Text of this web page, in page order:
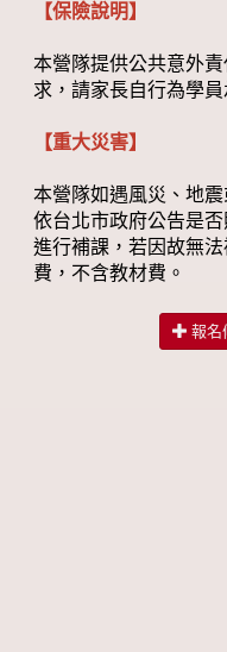
【保險說明】
本營隊提供公共意外
求，請家長自行為學員
【重大災害】
本營隊如遇風災、地
依台北市政府公告是
進行補課，若因故無
費，不含教材費。
報名